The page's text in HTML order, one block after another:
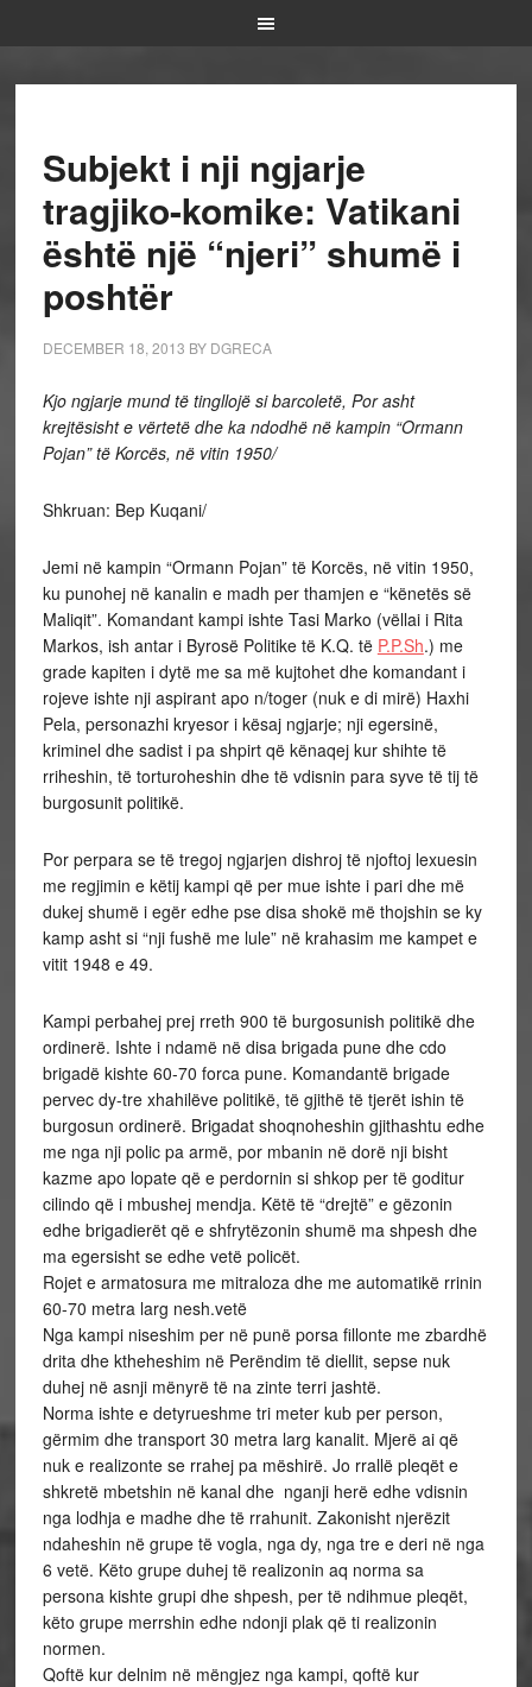
Subjekt i nji ngjarje
tragjiko-komike: Vatikani
është një “njeri” shumë i
poshtër
DECEMBER 18, 2013 BY DGRECA
Kjo ngjarje mund të tingllojë si barcoletë, Por asht
krejtësisht e vërtetë dhe ka ndodhënë kampin “Ormann
Pojan” të Korcës, në vitin 1950/
Shkruan: Bep Kuqani/
Jemi në kampin “Ormann Pojan” të Korcës, në vitin 1950,
ku punohej në kanalin e madh per thamjen e “kënetës së
Maliqit”. Komandant kampi ishte Tasi Marko (vëllai i Rita
Markos, ish antar i Byrosë Politike të K.Q. të P.P.Sh.) me
grade kapiten i dytë me sa më kujtohet dhe komandant i
rojeve ishte nji aspirant apo n/toger (nuk e di mirë) Haxhi
Pela, personazhi kryesor i kësaj ngjarje; nji egersinë,
kriminel dhe sadist i pa shpirt që kënaqej kur shihte të
rriheshin, të torturoheshin dhe të vdisnin para syve të tij të
burgosunit politikë.
Por perpara se të tregoj ngjarjen dishroj të njoftoj lexuesin
me regjimin e këtij kampi që per mue ishte i pari dhe më
dukej shumë i egër edhe pse disa shokë më thojshin se ky
kamp asht si “nji fushë me lule” në krahasim me kampet e
vitit 1948 e 49.
Kampi perbahej prej rreth 900 të burgosunish politikë dhe
ordinerë. Ishte i ndamë në disa brigada pune dhe cdo
brigadë kishte 60-70 forca pune. Komandantë brigade
pervec dy-tre xhahilëve politikë, të gjithë të tjerët ishin të
burgosun ordinerë. Brigadat shoqnoheshin gjithashtu edhe
me nga nji polic pa armë, por mbanin në dorë nji bisht
kazme apo lopate që e perdornin si shkop per të goditur
cilindo që i mbushej mendja. Këtë të “drejtë” e gëzonin
edhe brigadierët që e shfrytëzonin shumë ma shpesh dhe
ma egersisht se edhe vetë policët.
Rojet e armatosura me mitraloza dhe me automatikë rrinin
60-70 metra larg nesh.vetë
Nga kampi niseshim per në punë porsa fillonte me zbardhë
drita dhe ktheheshim në Perëndim të diellit, sepse nuk
duhej në asnji mënyrë të na zinte terri jashtë.
Norma ishte e detyrueshme tri meter kub per person,
gërmim dhe transport 30 metra larg kanalit. Mjerë ai që
nuk e realizonte se rrahej pa mëshirë. Jo rrallë pleqët e
shkretë mbetshin në kanal dhe nganji herë edhe vdisnin
nga lodhja e madhe dhe të rrahunit. Zakonisht njerëzit
ndaheshin në grupe të vogla, nga dy, nga tre e deri në nga
6 vetë. Këto grupe duhej të realizonin aq norma sa
persona kishte grupi dhe shpesh, per të ndihmue pleqët,
këto grupe merrshin edhe ndonji plak që ti realizonin
normen.
Qoftë kur delnim në mëngjez nga kampi, qoftë kur